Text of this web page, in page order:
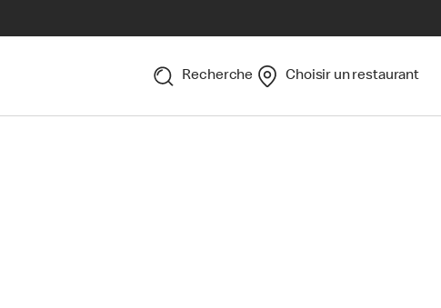
Recherche Choisir un restaurant